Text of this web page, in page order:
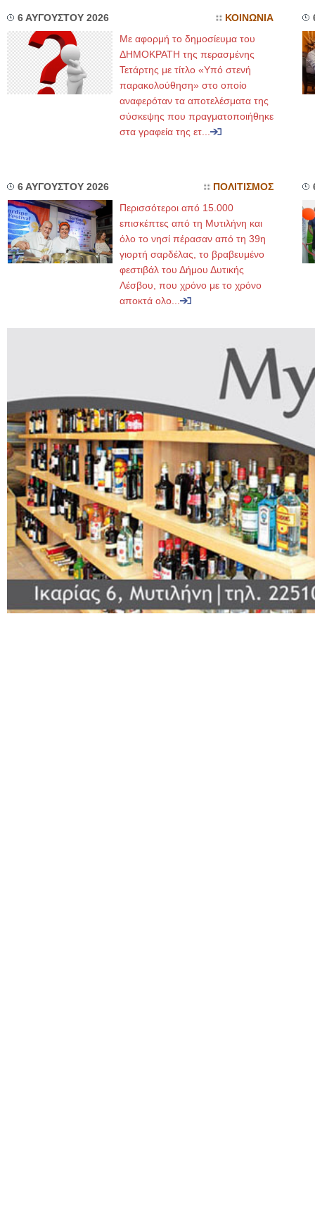
6 ΑΥΓΟΥΣΤΟΥ 2026 ΚΟΙΝΩΝΙΑ
Με αφορμή το δημοσίευμα του
ΔΗΜΟΚΡΑΤΗ της περασμένης
Τετάρτης με τίτλο «Υπό στενή
παρακολούθηση» στο οποίο
αναφερόταν τα αποτελέσματα της
σύσκεψης που πραγματοποιήθηκε
στα γραφεία της ετ...
6 ΑΥΓΟΥΣΤΟΥ 2026 ΠΟΛΙΤΙΣΜΟΣ
Περισσότεροι από 15.000
επισκέπτες από τη Μυτιλήνη και
όλο το νησί πέρασαν από τη 39η
γιορτή σαρδέλας, το βραβευμένο
φεστιβάλ του Δήμου Δυτικής
Λέσβου, που χρόνο με το χρόνο
αποκτά ολο...